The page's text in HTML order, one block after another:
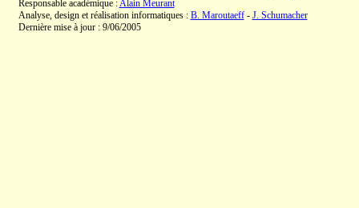
Responsable académique :Alain Meurant
Analyse, design et réalisation informatiques : B. Maroutaeff- J. Schumacher
Dernière mise à jour : 9/06/2005